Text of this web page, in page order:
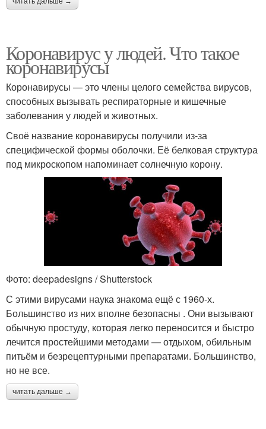
Коронавирус у людей. Что такое
коронавирусы
Коронавирусы — это члены целого семейства вирусов,
способных вызывать респираторные и кишечные
заболевания у людей и животных.
Своё название коронавирусы получили из‑за
специфической формы оболочки. Её белковая структура
под микроскопом напоминает солнечную корону.
Фото: deepadesigns / Shutterstock
С этими вирусами наука знакома ещё с 1960‑х.
Большинство из них вполне безопасны . Они вызывают
обычную простуду, которая легко переносится и быстро
лечится простейшими методами — отдыхом, обильным
питьём и безрецептурными препаратами. Большинство,
но не все.
читать дальше →